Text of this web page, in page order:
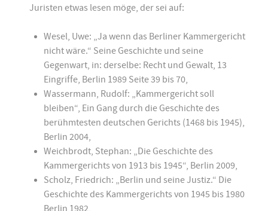
Juristen etwas lesen möge, der sei auf:
Wesel, Uwe: „Ja wenn das Berliner Kammergericht
nicht wäre.“ Seine Geschichte und seine
Gegenwart, in: derselbe: Recht und Gewalt, 13
Eingriffe, Berlin 1989 Seite 39 bis 70,
Wassermann, Rudolf: „Kammergericht soll
bleiben“, Ein Gang durch die Geschichte des
berühmtesten deutschen Gerichts (1468 bis 1945),
Berlin 2004,
Weichbrodt, Stephan: „Die Geschichte des
Kammergerichts von 1913 bis 1945“, Berlin 2009,
Scholz, Friedrich: „Berlin und seine Justiz.“ Die
Geschichte des Kammergerichts von 1945 bis 1980
Berlin 1982,